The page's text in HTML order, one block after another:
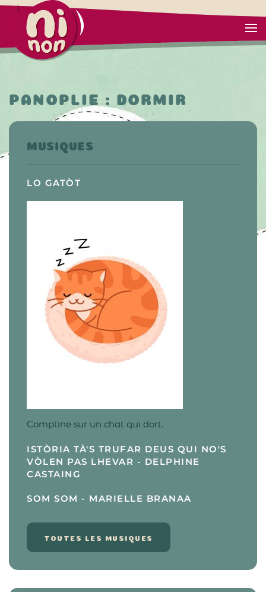
PANOPLIE : DORMIR
MUSIQUES
LO GATÒT
Comptine sur un chat qui dort.
ISTÒRIA TÀ'S TRUFAR DEUS QUI NO'S
VÒLEN PAS LHEVAR - DELPHINE
CASTAING
SOM SOM - MARIELLE BRANAA
TOUTES LES MUSIQUES